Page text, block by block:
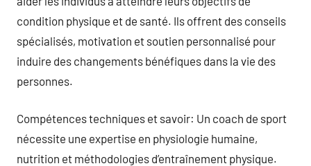
condition physique et de santé. Ils offrent des conseils
spécialisés, motivation et soutien personnalisé pour
induire des changements bénéfiques dans la vie des
personnes.
Compétences techniques et savoir: Un coach de sport
nécessite une expertise en physiologie humaine,
nutrition et méthodologies d’entraînement physique.